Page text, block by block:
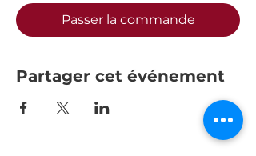
Passer la commande
Partager cet événement